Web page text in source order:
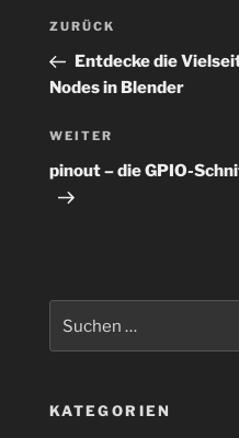
Beitragsnavigation
Vorheriger
Beitrag
ZURÜCK
Entdecke die
Nodes in Blender
Nächster
Beitrag
WEITER
pinout – die GPIO-
KATEGORIEN